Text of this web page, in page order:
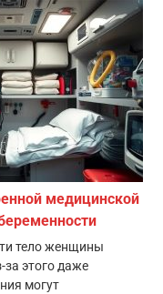
медицинской
тело женщины
за этого даже
могут